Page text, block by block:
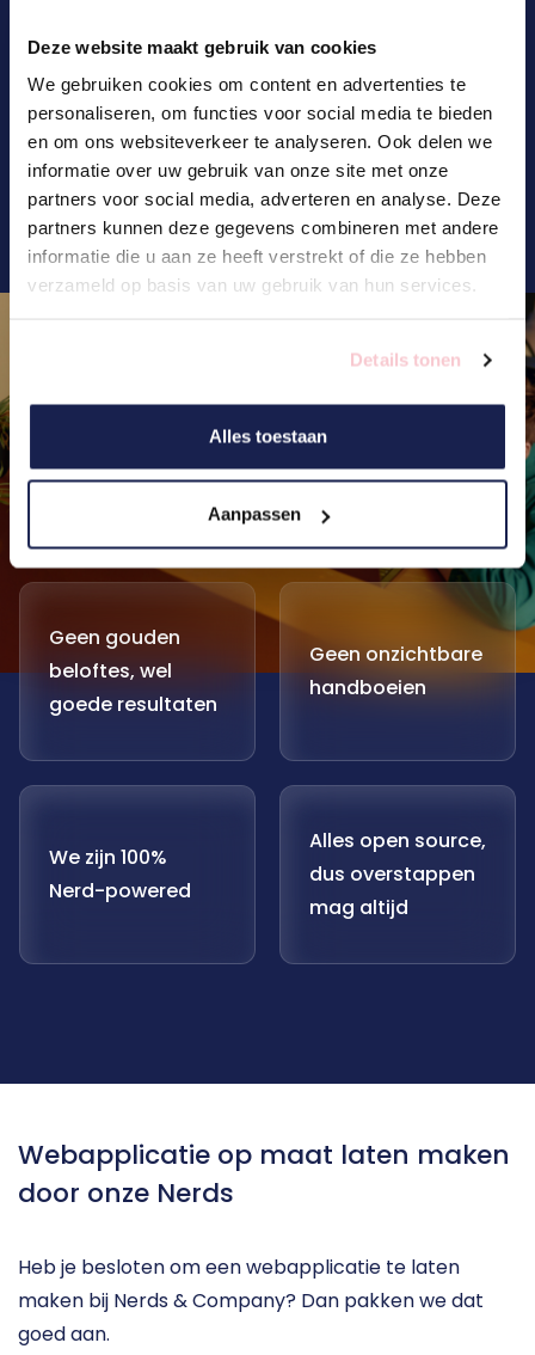
Deze website maakt gebruik van cookies
We gebruiken cookies om content en advertenties te
personaliseren, om functies voor social media te bieden
en om ons websiteverkeer te analyseren. Ook delen we
informatie over uw gebruik van onze site met onze
partners voor social media, adverteren en analyse. Deze
partners kunnen deze gegevens combineren met andere
informatie die u aan ze heeft verstrekt of die ze hebben
verzameld op basis van uw gebruik van hun services.
Details tonen
Alles toestaan
Aanpassen
point. Voor een eindresultaat dat simpelweg
geweldig in elkaar zit.
Lees meer over ons
Geen gouden
beloftes, wel
goede resultaten
Geen onzichtbare
handboeien
We zijn 100%
Nerd-powered
Alles open source,
dus overstappen
mag altijd
Webapplicatie op maat laten maken
door onze Nerds
Heb je besloten om een webapplicatie te laten
maken bij Nerds & Company? Dan pakken we dat
goed aan.